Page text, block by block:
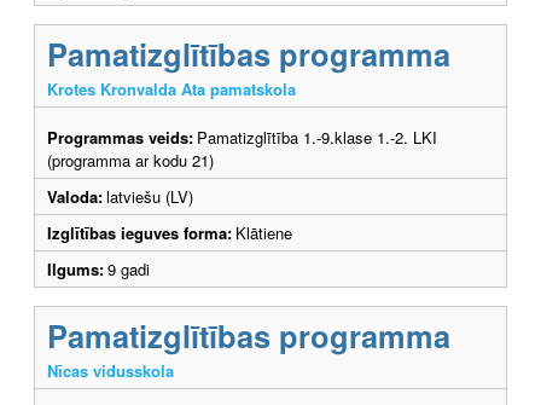
Pamatizglītības programma
Krotes Kronvalda Ata pamatskola
Programmas veids: Pamatizglītība 1.-9.klase 1.-2. LKI
(programma ar kodu 21)
Valoda:latviešu (LV)
Izglītības ieguves forma: Klātiene
Ilgums:9 gadi
Pamatizglītības programma
Nīcas vidusskola